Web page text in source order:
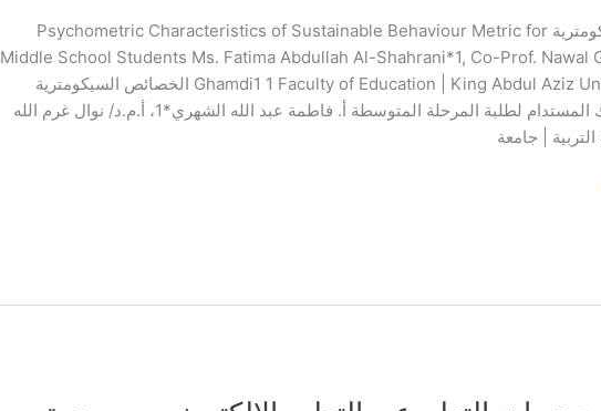
الخصائص السيكومترية Psychometric Characteristics of Sustainable Behaviour Metric for
Middle School Students Ms. Fatima Abdullah Al-Shahrani*1, Co-Prof. Nawal
Ghamdi1 1 Faculty of Education | King Abdul Aziz University | KSA الخصائص السيكومترية
لمقياس السلوك المستدام لطلبة المرحلة المتوسطة أ. فاطمة عبد الله الشهري*1، أ.م.د/ نوال غرم الله